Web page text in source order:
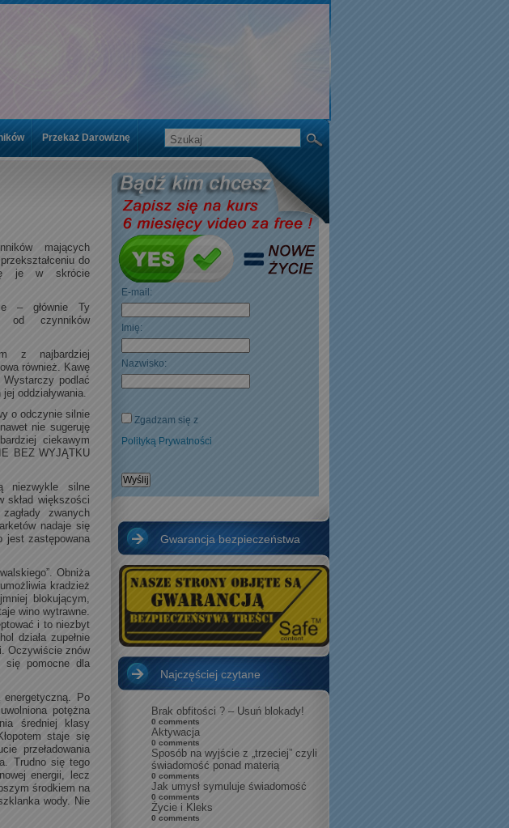
mających
do
je w skrócie
– głównie Ty
od czynników
z najbardziej
również. Kawę
podlać
oddziaływania.
o odczynie silnie
nie sugeruję
ciekawym
BEZ WYJĄTKU
niezwykle silne
skład większości
zwanych
nadaje się
jest zastępowana
Obniża
kradzież
blokującym,
wino wytrawne.
i to niezbyt
działa zupełnie
Oczywiście znów
się pomocne dla
Po
potężna
średniej klasy
staje się
przeładowania
Trudno się tego
energii, lecz
środkiem na
wody. Nie
E-mail:
Imię:
Nazwisko:
Zgadzam się z
Polityką Prywatności
Gwarancja bezpieczeństwa
Najczęściej czytane
Brak obfitości ? – Usuń blokady!
0 comments
Aktywacja
0 comments
Sposób na wyjście z „trzeciej” czyli
świadomość ponad materią
0 comments
Jak umysł symuluje świadomość
0 comments
Życie i Kleks
0 comments
Przekaż Darowiznę